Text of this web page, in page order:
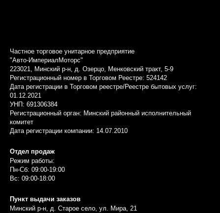
Частное торговое унитарное предприятие
"Авто-ИмпериалМоторс"
223021, Минский р-н, д. Озерцо, Менковский тракт, 5-9
Регистрационный номер в Торговом Реестре: 524142
Дата регистрации в Торговом реестре/Реестре бытовых услуг:
01.12.2021
УНП: 691306384
Регистрационный орган: Минский районный исполнительный
комитет
Дата регистрации компании: 14.07.2010
Отдел продаж
Режим работы:
Пн-Сб: 09:00-19:00
Вс: 09:00-18:00
Пункт выдачи заказов
Минский р-н, д. Старое село, ул. Мира, 21